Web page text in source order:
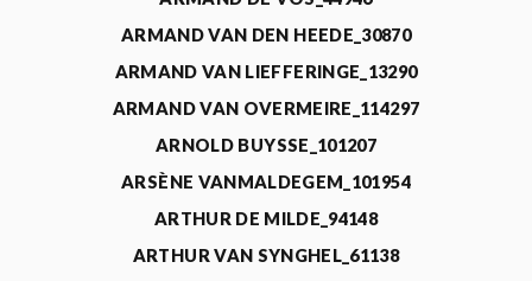
ARMAND VAN DEN HEEDE_30870
ARMAND VAN LIEFFERINGE_13290
ARMAND VAN OVERMEIRE_114297
ARNOLD BUYSSE_101207
ARSÈNE VANMALDEGEM_101954
ARTHUR DE MILDE_94148
ARTHUR VAN SYNGHEL_61138